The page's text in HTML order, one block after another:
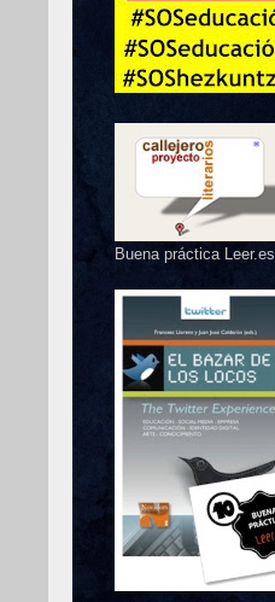
Buena práctica Leer.es